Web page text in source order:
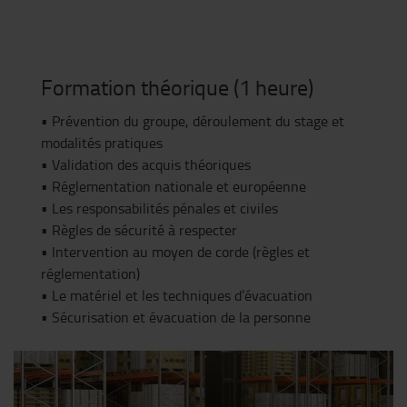
Formation théorique (1 heure)
• Prévention du groupe, déroulement du stage et
modalités pratiques
• Validation des acquis théoriques
• Réglementation nationale et européenne
• Les responsabilités pénales et civiles
• Règles de sécurité à respecter
• Intervention au moyen de corde (règles et
réglementation)
• Le matériel et les techniques d’évacuation
• Sécurisation et évacuation de la personne